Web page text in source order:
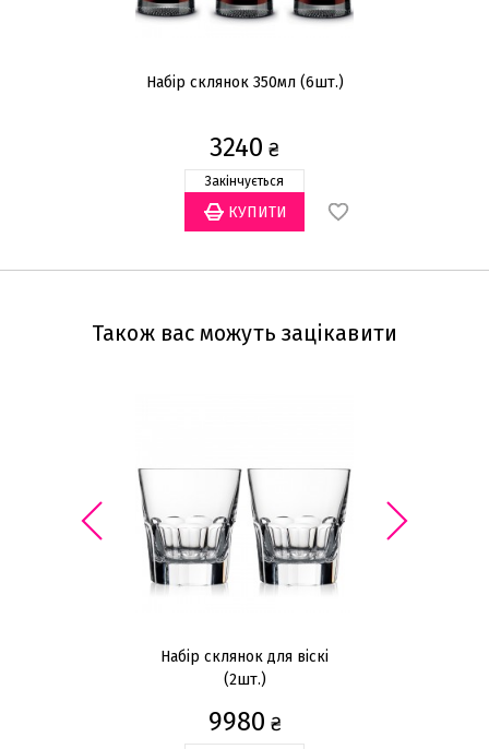
Набір склянок 350мл (6шт.)
3240 ₴
Закінчується
Також вас можуть зацікавити
Набір склянок для віскі
(2шт.)
9980 ₴